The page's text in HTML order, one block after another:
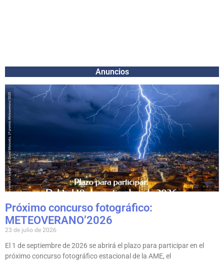
Anuncios
Próximo concurso fotográfico:
METEOVERANO’2026
23 de julio de 2026
El 1 de septiembre de 2026 se abrirá el plazo para participar en el
próximo concurso fotográfico estacional de la AME, el